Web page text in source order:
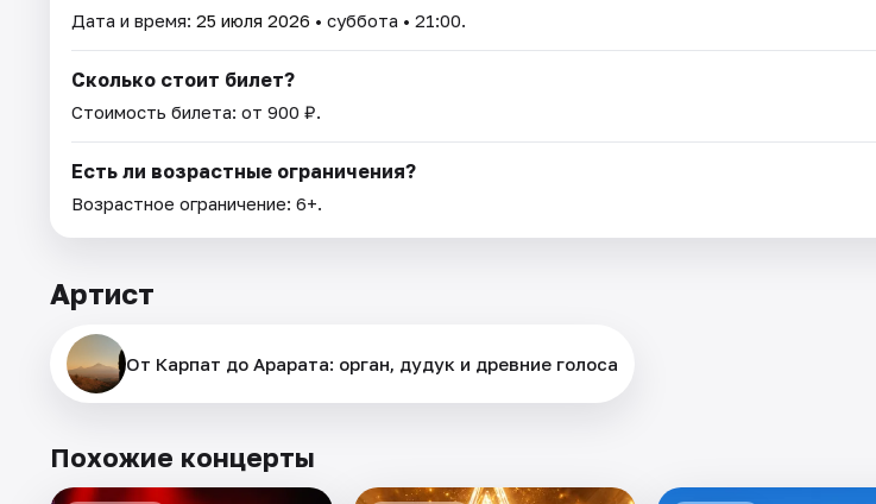
Дата и время: 25 июля 2026 • суббота • 21:00.
Сколько стоит билет?
Стоимость билета: от 900 ₽.
Есть ли возрастные ограничения?
Возрастное ограничение: 6+.
Артист
От Карпат до Арарата: орган, дудук и древние голоса
Похожие концерты